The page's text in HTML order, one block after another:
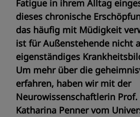
Fatigue in ihrem Alltag
dieses chronische
das häufig mit Müdigkeit
ist für Außenstehende nicht
eigenständiges
Um mehr über die
erfahren, haben wir mit der
Neurowissenschaftlerin Prof.
Katharina Penner vom